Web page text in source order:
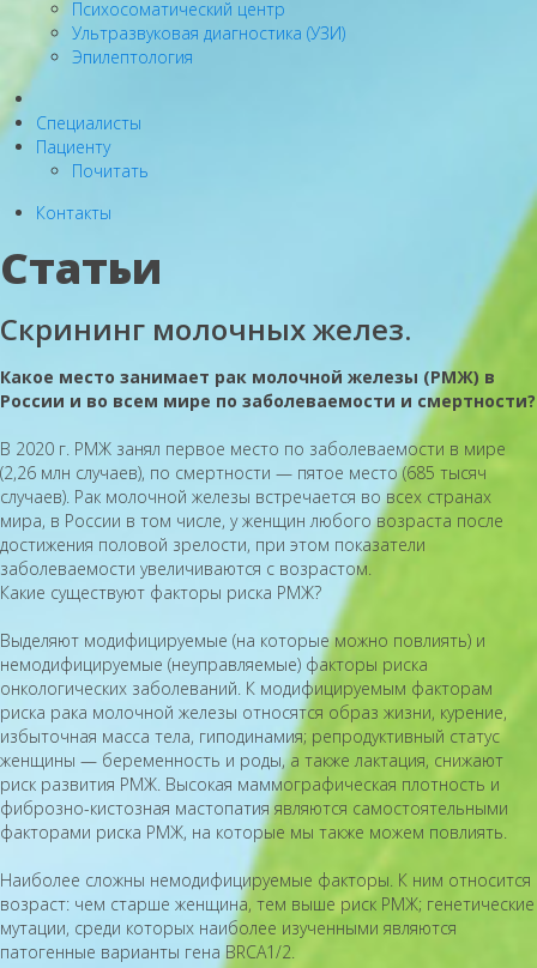
Психосоматический центр
Ультразвуковая диагностика (УЗИ)
Эпилептология
Специалисты
Пациенту
Почитать
Контакты
Статьи
Скрининг молочных желез.
Какое место занимает рак молочной железы (РМЖ) в
России и во всем мире по заболеваемости и смертности?
В 2020 г. РМЖ занял первое место по заболеваемости в мире
(2,26 млн случаев), по смертности — пятое место (685 тысяч
случаев). Рак молочной железы встречается во всех странах
мира, в России в том числе, у женщин любого возраста после
достижения половой зрелости, при этом показатели
заболеваемости увеличиваются с возрастом.
Какие существуют факторы риска РМЖ?
Выделяют модифицируемые (на которые можно повлиять) и
немодифицируемые (неуправляемые) факторы риска
онкологических заболеваний. К модифицируемым факторам
риска рака молочной железы относятся образ жизни, курение,
избыточная масса тела, гиподинамия; репродуктивный статус
женщины — беременность и роды, а также лактация, снижают
риск развития РМЖ. Высокая маммографическая плотность и
фиброзно-кистозная мастопатия являются самостоятельными
факторами риска РМЖ, на которые мы также можем повлиять.
Наиболее сложны немодифицируемые факторы. К ним относится
возраст: чем старше женщина, тем выше риск РМЖ; генетические
мутации, среди которых наиболее изученными являются
патогенные варианты гена BRCA1/2.